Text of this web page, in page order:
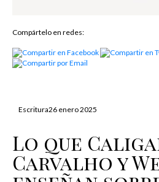
Compártelo en redes:
Escritura26 enero 2025
Lo que
Carvalho y